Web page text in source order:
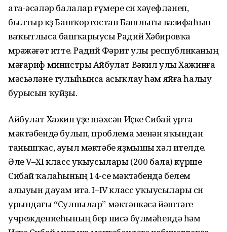
ата-әсәләр балалар ғүмере өсөн хә­үеф­ләнеп,
былтыр көҙ Башҡорт­остан Башлығы вазифа­һын
ва­ҡыт­лыса башҡарыусы Радий Хә­бировҡа
мөрәжәғәт итте. Радий Фә­рит улы республиканың
мәға­риф министры Айбулат Вәкил улы Хажинға
мәсьәләне тулыһынса асыҡлау һәм яйға һалыу
бурысын ҡуйҙы.
Айбулат Хажин үҙе шәхсән Иҫке Сибай урта
мәктәбендә булып, проблема менән яҡындан
таныш­ҡас, ауыл мәктәбе яҙмышы хәл ител­де.
Әле V–XI класс уҡыусы­лары (200 бала) күрше
Сибай ҡалаһының 14-се мәктә­бендә белем
алыуын дауам итә. I–IV класс уҡыусылары өсөн
урындағы “Сулпылар” мәктәпкәсә йәштәге
учреждениеһының бер нисә бүлмәһендә һәм